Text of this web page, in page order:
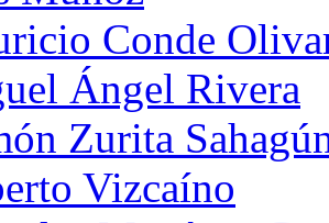
Conde
Ángel Rivera
Zurita
Vizcaíno